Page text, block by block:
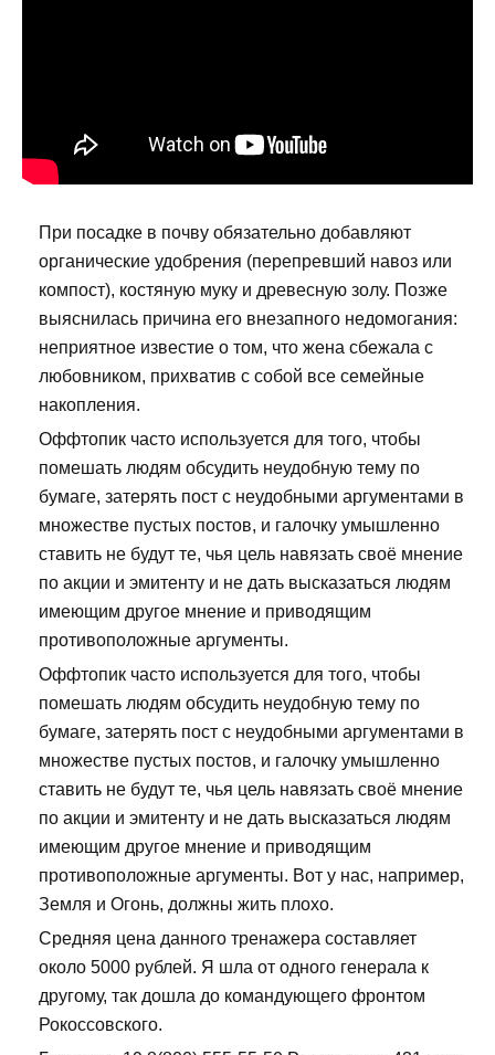
При посадке в почву обязательно добавляют
органические удобрения (перепревший навоз или
компост), костяную муку и древесную золу. Позже
выяснилась причина его внезапного недомогания:
неприятное известие о том, что жена сбежала с
любовником, прихватив с собой все семейные
накопления.
Оффтопик часто используется для того, чтобы
помешать людям обсудить неудобную тему по
бумаге, затерять пост с неудобными аргументами в
множестве пустых постов, и галочку умышленно
ставить не будут те, чья цель навязать своё мнение
по акции и эмитенту и не дать высказаться людям
имеющим другое мнение и приводящим
противоположные аргументы.
Оффтопик часто используется для того, чтобы
помешать людям обсудить неудобную тему по
бумаге, затерять пост с неудобными аргументами в
множестве пустых постов, и галочку умышленно
ставить не будут те, чья цель навязать своё мнение
по акции и эмитенту и не дать высказаться людям
имеющим другое мнение и приводящим
противоположные аргументы. Вот у нас, например,
Земля и Огонь, должны жить плохо.
Средняя цена данного тренажера составляет
около 5000 рублей. Я шла от одного генерала к
другому, так дошла до командующего фронтом
Рокоссовского.